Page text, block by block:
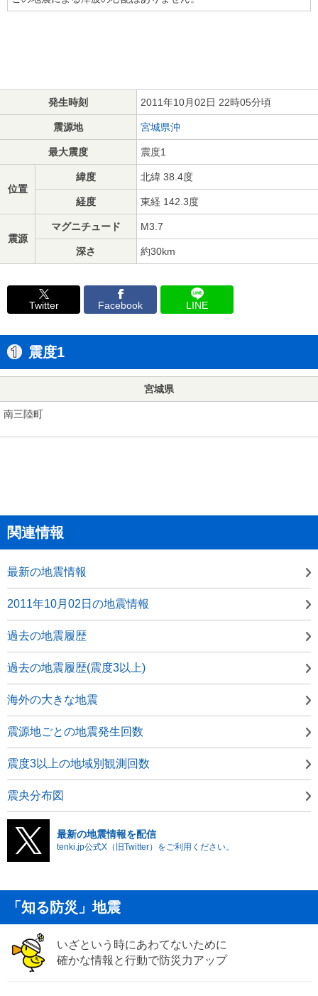
発生時刻 2011年10月02日 22時05分頃
震源地 宮城県沖
最大震度 震度1
位置
緯度 北緯 38.4度
経度 東経 142.3度
震源
マグニチュード M3.7
深さ 約30km
Twitter Facebook LINE
震度1
宮城県
南三陸町
関連情報
最新の地震情報
2011年10月02日の地震情報
過去の地震履歴
過去の地震履歴(震度3以上)
海外の大きな地震
震源地ごとの地震発生回数
震度3以上の地域別観測回数
震央分布図
最新の地震情報を配信
tenki.jp公式X（旧Twitter）をご利用ください。
「知る防災」地震
いざという時にあわてないために
確かな情報と行動で防災力アップ